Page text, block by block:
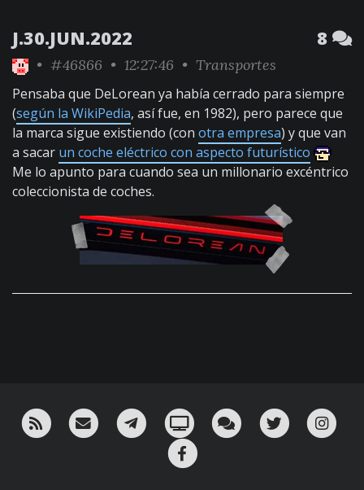
J.30.JUN.2022 8
• #46866 • 12:27:46 • Transportes
Pensaba que DeLorean ya había cerrado para siempre
(según la WikiPedia, así fue, en 1982), pero parece que
la marca sigue existiendo (con otra empresa) y que van
a sacar un coche eléctrico con aspecto futurístico
Me lo apunto para cuando sea un millonario excéntrico
coleccionista de coches.
RSS ¡Mándame un email!¡Nuestro canal en Telegram!
Oink! TV Charla con nosotros
Twitter